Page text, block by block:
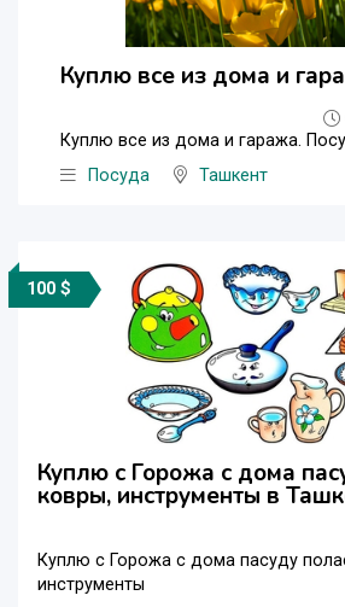
Куплю все из дома и
Куплю все из дома и гаража.
Посуда
Ташкент
100 $
Куплю с Горожа с дома
ковры, инструменты в
Куплю с Горожа с дома пасуду
инструменты